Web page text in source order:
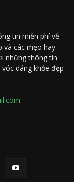
tin miễn phí về
và các mẹo hay
những thông tin
dáng khỏe đẹp